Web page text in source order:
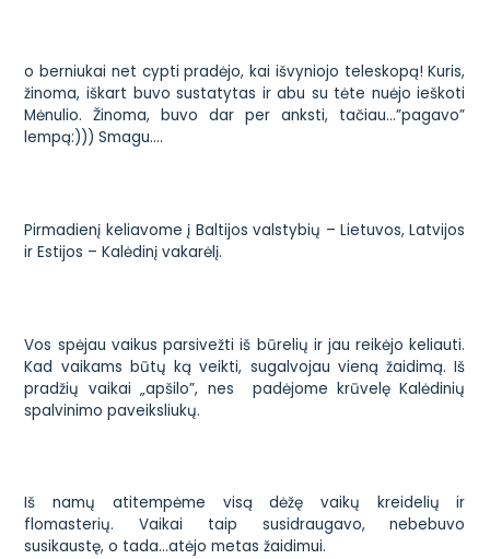
o berniukai net cypti pradėjo, kai išvyniojo teleskopą! Kuris,
žinoma, iškart buvo sustatytas ir abu su tėte nuėjo ieškoti
Mėnulio. Žinoma, buvo dar per anksti, tačiau…”pagavo”
lempą:))) Smagu….
Pirmadienį keliavome į Baltijos valstybių – Lietuvos, Latvijos
ir Estijos – Kalėdinį vakarėlį.
Vos spėjau vaikus parsivežti iš būrelių ir jau reikėjo keliauti.
Kad vaikams būtų ką veikti, sugalvojau vieną žaidimą. Iš
pradžių vaikai „apšilo”, nes padėjome krūvelę Kalėdinių
spalvinimo paveiksliukų.
Iš namų atitempėme visą dėžę vaikų kreidelių ir
flomasterių. Vaikai taip susidraugavo, nebebuvo
susikaustę, o tada…atėjo metas žaidimui.